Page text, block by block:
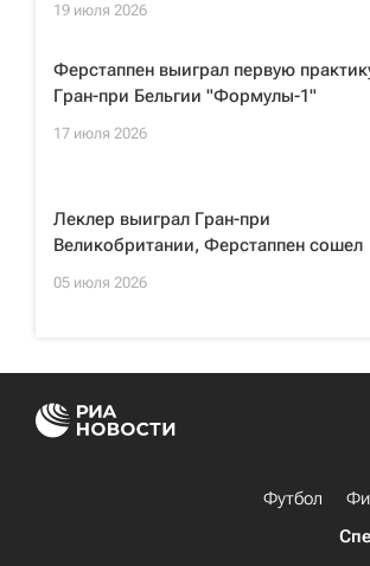
19 июля 2026
Ферстаппен выиграл первую
Гран-при Бельгии "Формулы-1"
17 июля 2026
Леклер выиграл Гран-при
Великобритании, Ферстаппен сошел
05 июля 2026
Футбол